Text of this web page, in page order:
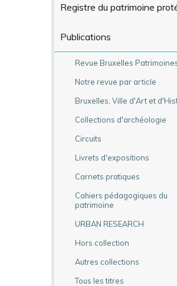
Registre du patrimoine
Publications
Revue Bruxelles
Notre revue par article
Bruxelles, Ville d'Art et
Collections d'archéologie
Circuits
Livrets d'expositions
Carnets pratiques
Cahiers pédagogiques du
patrimoine
URBAN RESEARCH
Hors collection
Autres collections
Tous les titres